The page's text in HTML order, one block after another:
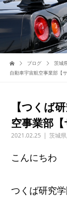
ブログ 茨城
自動車宇宙航空事業部【
【つくば
空事業部
2021.02.25 茨城県
こんにちわ
つくば研究